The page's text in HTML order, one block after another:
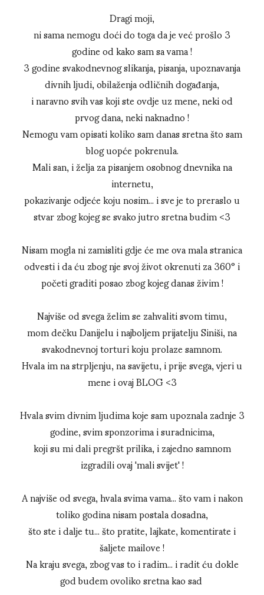
Dragi moji,
ni sama nemogu doći do toga da je već prošlo 3
godine od kako sam sa vama !
3 godine svakodnevnog slikanja, pisanja, upoznavanja
divnih ljudi, obilaženja odličnih događanja,
i naravno svih vas koji ste ovdje uz mene, neki od
prvog dana, neki naknadno !
Nemogu vam opisati koliko sam danas sretna što sam
blog uopće pokrenula.
Mali san, i želja za pisanjem osobnog dnevnika na
internetu,
pokazivanje odjeće koju nosim... i sve je to preraslo u
stvar zbog kojeg se svako jutro sretna budim <3
Nisam mogla ni zamisliti gdje će me ova mala stranica
odvesti i da ću zbog nje svoj život okrenuti za 360° i
početi graditi posao zbog kojeg danas živim !
Najviše od svega želim se zahvaliti svom timu,
mom dečku Danijelu i najboljem prijatelju Siniši, na
svakodnevnoj torturi koju prolaze samnom.
Hvala im na strpljenju, na savijetu, i prije svega, vjeri u
mene i ovaj BLOG <3
Hvala svim divnim ljudima koje sam upoznala zadnje 3
godine, svim sponzorima i suradnicima,
koji su mi dali pregršt prilika, i zajedno samnom
izgradili ovaj 'mali svijet' !
A najviše od svega, hvala svima vama... što vam i nakon
toliko godina nisam postala dosadna,
što ste i dalje tu... što pratite, lajkate, komentirate i
šaljete mailove !
Na kraju svega, zbog vas to i radim... i radit ću dokle
god budem ovoliko sretna kao sad